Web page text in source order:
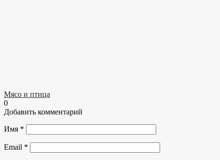
Мясо и птица
0
Добавить комментарий
Имя *
Email *